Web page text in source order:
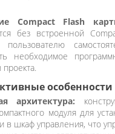
Compact Flash
без встроенной
пользователю
необходимое
особенности
архитектура:
модуля для
в шкаф управления, что